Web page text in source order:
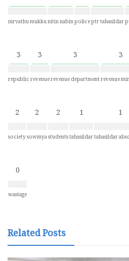
nirvathu mukkunitin nabinpoliceptr tahasildar
3
republic
3
revenue
3
revenue department
3
revenue
2
society
2
sowmya
2
students
1
tahasildar
1
tahasildar
0
wastage
Related Posts